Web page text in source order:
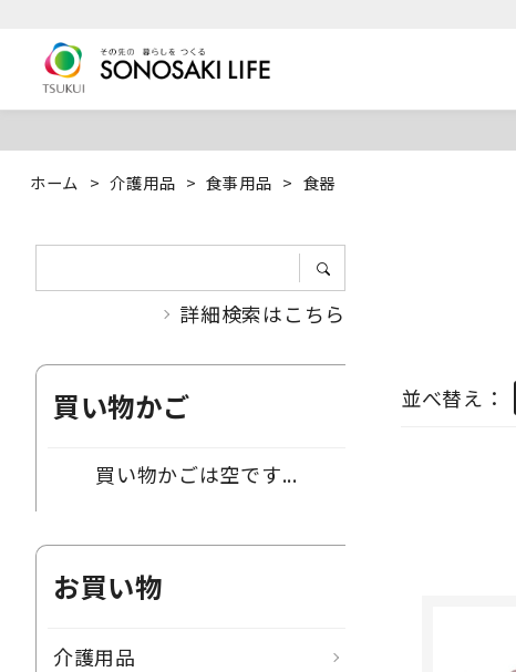
ホーム > 介護用品 > 食事用品 > 食器
詳細検索はこちら
買い物かご
買い物かごは空です...
お買い物
介護用品
並べ替え：